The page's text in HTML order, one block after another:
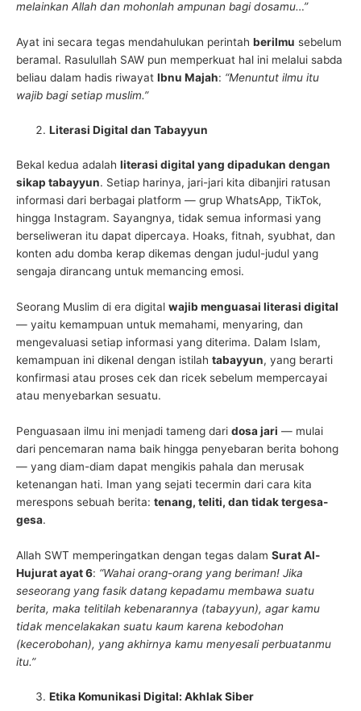
melainkan Allah dan mohonlah ampunan bagi dosamu…”
Ayat ini secara tegas mendahulukan perintah berilmu sebelum
beramal. Rasulullah SAW pun memperkuat hal ini melalui sabda
beliau dalam hadis riwayat Ibnu Majah: “Menuntut ilmu itu
wajib bagi setiap muslim.”
Literasi Digital dan Tabayyun
Bekal kedua adalah literasi digital yang dipadukan dengan
sikap tabayyun. Setiap harinya, jari-jari kita dibanjiri ratusan
informasi dari berbagai platform — grup WhatsApp, TikTok,
hingga Instagram. Sayangnya, tidak semua informasi yang
berseliweran itu dapat dipercaya. Hoaks, fitnah, syubhat, dan
konten adu domba kerap dikemas dengan judul-judul yang
sengaja dirancang untuk memancing emosi.
Seorang Muslim di era digital wajib menguasai literasi digital
— yaitu kemampuan untuk memahami, menyaring, dan
mengevaluasi setiap informasi yang diterima. Dalam Islam,
kemampuan ini dikenal dengan istilah tabayyun, yang berarti
konfirmasi atau proses cek dan ricek sebelum mempercayai
atau menyebarkan sesuatu.
Penguasaan ilmu ini menjadi tameng dari dosa jari — mulai
dari pencemaran nama baik hingga penyebaran berita bohong
— yang diam-diam dapat mengikis pahala dan merusak
ketenangan hati. Iman yang sejati tecermin dari cara kita
merespons sebuah berita: tenang, teliti, dan tidak tergesa-
gesa.
Allah SWT memperingatkan dengan tegas dalam Surat Al-
Hujurat ayat 6: “Wahai orang-orang yang beriman! Jika
seseorang yang fasik datang kepadamu membawa suatu
berita, maka telitilah kebenarannya (tabayyun), agar kamu
tidak mencelakakan suatu kaum karena kebodohan
(kecerobohan), yang akhirnya kamu menyesali perbuatanmu
itu.”
Etika Komunikasi Digital: Akhlak Siber